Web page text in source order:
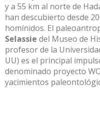
y a 55 km al norte de
han descubierto desde
homínidos. El
Selassie del Museo de
profesor de la
UU) es el principal
denominado proyecto
yacimientos